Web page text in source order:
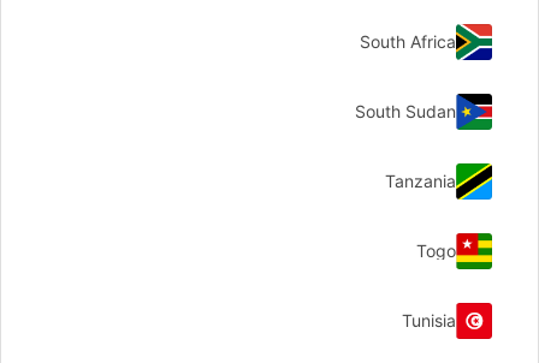
South Africa
South Sudan
Tanzania
Togo
Tunisia